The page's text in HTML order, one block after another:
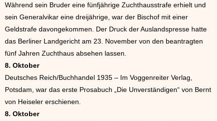
Während sein Bruder eine fünfjährige Zuchthausstrafe erhielt und
sein Generalvikar eine dreijährige, war der Bischof mit einer
Geldstrafe davongekommen. Der Druck der Auslandspresse hatte
das Berliner Landgericht am 23. November von den beantragten
fünf Jahren Zuchthaus absehen lassen.
8. Oktober
Deutsches Reich/Buchhandel 1935 – Im Voggenreiter Verlag,
Potsdam, war das erste Prosabuch „Die Unverständigen“ von Bernt
von Heiseler erschienen.
8. Oktober